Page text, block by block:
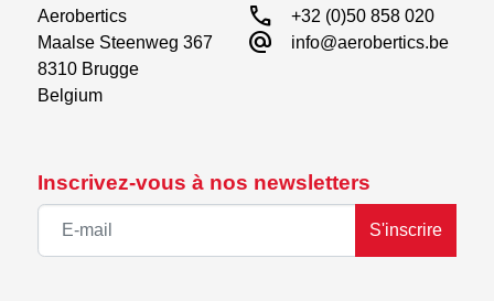
Inscrivez-vous à nos newsletters
S'inscrire
Aerobertics
Maalse Steenweg 367
8310 Brugge
Belgium
call +32 (0)50 858 020
alternate_email info@aerobertics.be